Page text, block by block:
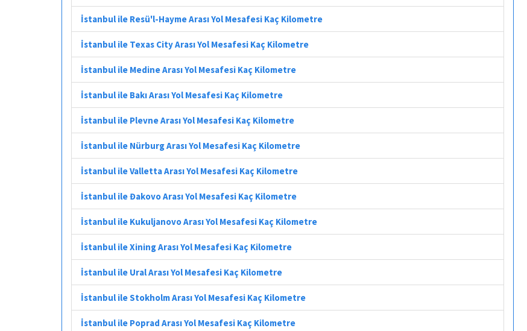
İstanbul ile Resü'l-Hayme Arası Yol Mesafesi Kaç Kilometre
İstanbul ile Texas City Arası Yol Mesafesi Kaç Kilometre
İstanbul ile Medine Arası Yol Mesafesi Kaç Kilometre
İstanbul ile Bakı Arası Yol Mesafesi Kaç Kilometre
İstanbul ile Plevne Arası Yol Mesafesi Kaç Kilometre
İstanbul ile Nürburg Arası Yol Mesafesi Kaç Kilometre
İstanbul ile Valletta Arası Yol Mesafesi Kaç Kilometre
İstanbul ile Đakovo Arası Yol Mesafesi Kaç Kilometre
İstanbul ile Kukuljanovo Arası Yol Mesafesi Kaç Kilometre
İstanbul ile Xining Arası Yol Mesafesi Kaç Kilometre
İstanbul ile Ural Arası Yol Mesafesi Kaç Kilometre
İstanbul ile Stokholm Arası Yol Mesafesi Kaç Kilometre
İstanbul ile Poprad Arası Yol Mesafesi Kaç Kilometre